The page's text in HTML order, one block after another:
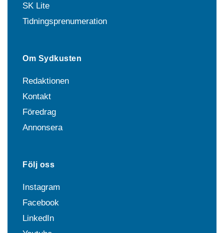
SK Lite
Tidningsprenumeration
Om Sydkusten
Redaktionen
Kontakt
Föredrag
Annonsera
Följ oss
Instagram
Facebook
LinkedIn